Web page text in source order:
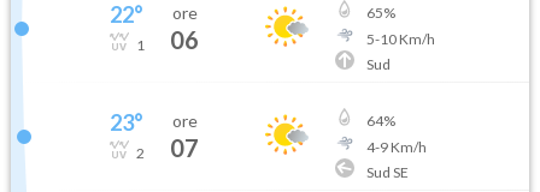
22°
1
ore
06
65%
5-10Km/h
Sud
23°
2
ore
07
64%
4-9Km/h
Sud SE